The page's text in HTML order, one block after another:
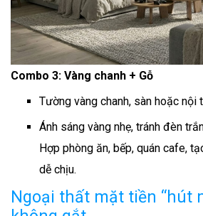
Combo 3: Vàng chanh + Gỗ
Tường vàng chanh, sàn hoặc nội
Ánh sáng vàng nhẹ, tránh đèn
Hợp phòng ăn, bếp, quán cafe,
dễ chịu.
Ngoại thất mặt tiền “hút